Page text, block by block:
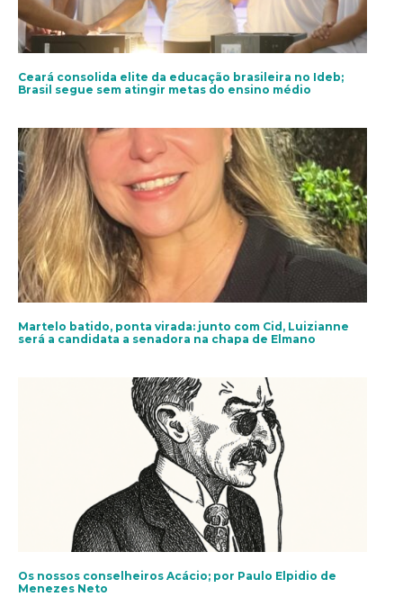
Ceará consolida elite da educação brasileira no Ideb;
Brasil segue sem atingir metas do ensino médio
Martelo batido, ponta virada: junto com Cid, Luizianne
será a candidata a senadora na chapa de Elmano
Os nossos conselheiros Acácio; por Paulo Elpidio de
Menezes Neto